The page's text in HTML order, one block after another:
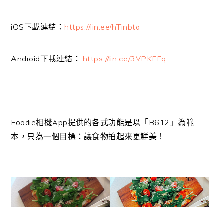
iOS下載連結： https://lin.ee/hTinbto
Android下載連結： https://lin.ee/3VPKFFq
Foodie相機App提供的各式功能是以「B612」為範
本，只為一個目標：讓食物拍起來更鮮美！